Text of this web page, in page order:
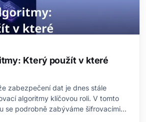
Který použít v které
zabezpečení dat je dnes stále
algoritmy klíčovou roli. V tomto
se podrobně zabýváme šifrovacími